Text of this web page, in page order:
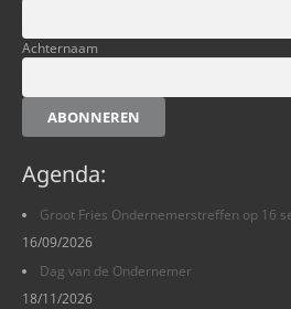
Achternaam
ABONNEREN
Agenda:
Groot Fries Ondernemerstreffen op 16
16/09/2026
Dag van de Ondernemer
18/11/2026